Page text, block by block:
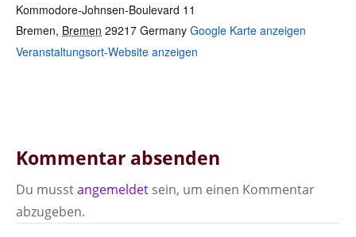
Kommodore-Johnsen-Boulevard 11
Bremen, Bremen 29217 Germany Google Karte anzeigen
Veranstaltungsort-Website anzeigen
Kommentar absenden
Du musstangemeldet sein, um einen Kommentar
abzugeben.